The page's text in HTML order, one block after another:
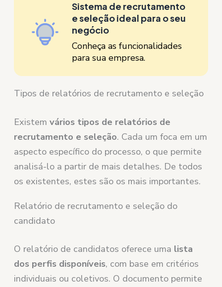
Sistema de recrutamento
e seleção ideal para o seu
negócio
Conheça as funcionalidades
para sua empresa.
Tipos de relatórios de recrutamento e seleção
Existem vários tipos de relatórios de
recrutamento e seleção. Cada um foca em um
aspecto específico do processo, o que permite
analisá-lo a partir de mais detalhes. De todos
os existentes, estes são os mais importantes.
Relatório de recrutamento e seleção do
candidato
O relatório de candidatos oferece uma lista
dos perfis disponíveis, com base em critérios
individuais ou coletivos. O documento permite